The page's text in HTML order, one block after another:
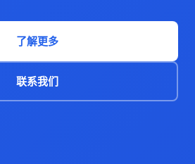
了解更多
联系我们